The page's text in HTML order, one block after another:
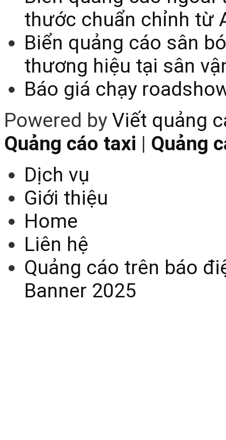
thước chuẩn chỉnh từ
Biển quảng cáo sân
thương hiệu tại sân
Báo giá chạy
Powered byViết quảng
Quảng cáo taxi | Quảng
Dịch vụ
Giới thiệu
Home
Liên hệ
Quảng cáo trên báo
Banner 2025